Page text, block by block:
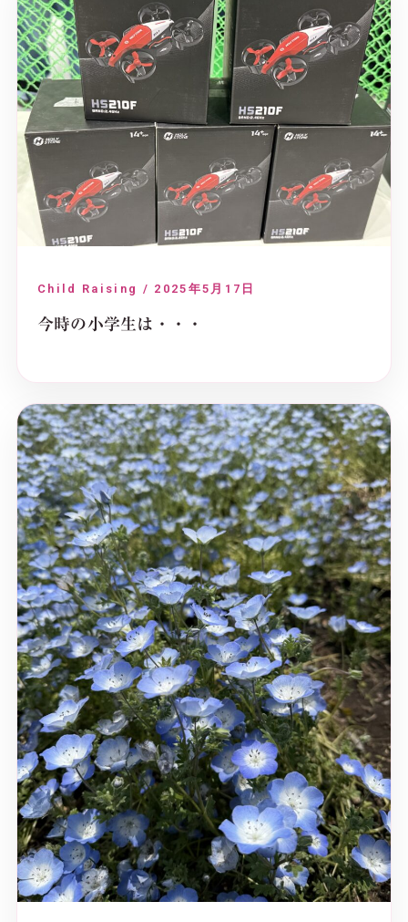
Child Raising / 2025年5月17日
今時の小学生は・・・